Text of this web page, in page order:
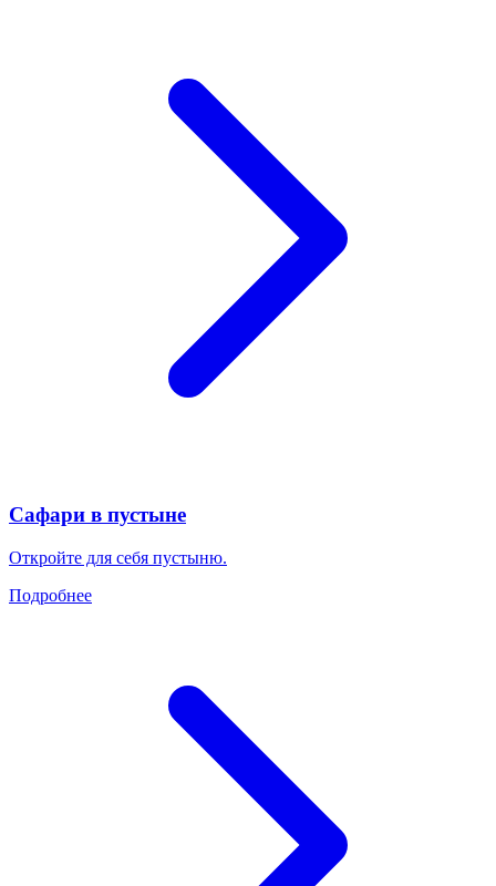
Сафари в пустыне
Откройте для себя пустыню.
Подробнее